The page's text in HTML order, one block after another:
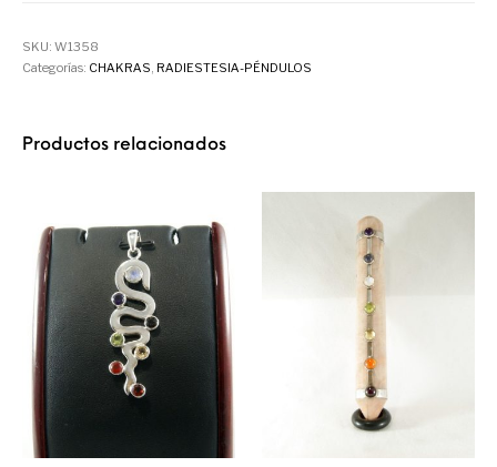
SKU:W1358
Categorías: CHAKRAS, RADIESTESIA-PÉNDULOS
Productos relacionados